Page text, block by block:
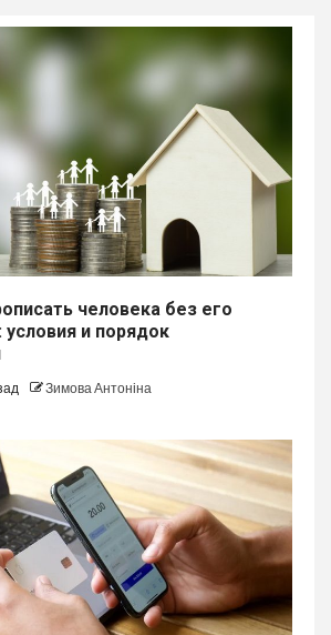
человека без его
условия и порядок
Зимова Антоніна